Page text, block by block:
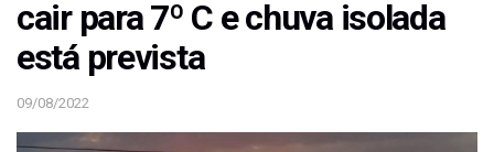
cair para 7º C e chuva isolada
está prevista
09/08/2022